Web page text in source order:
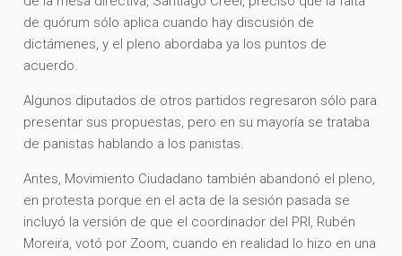
de quórum sólo aplica cuando hay discusión de
dictámenes, y el pleno abordaba ya los puntos de
acuerdo.
Algunos diputados de otros partidos regresaron sólo para
presentar sus propuestas, pero en su mayoría se trataba
de panistas hablando a los panistas.
Antes, Movimiento Ciudadano también abandonó el pleno,
en protesta porque en el acta de la sesión pasada se
incluyó la versión de que el coordinador del PRI, Rubén
Moreira, votó por Zoom, cuando en realidad lo hizo en una